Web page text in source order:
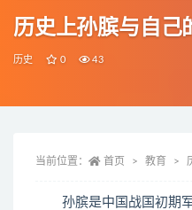
历史上孙膑与自己
历史 0 43
当前位置： 首页 教育
孙膑是中国战国初期军